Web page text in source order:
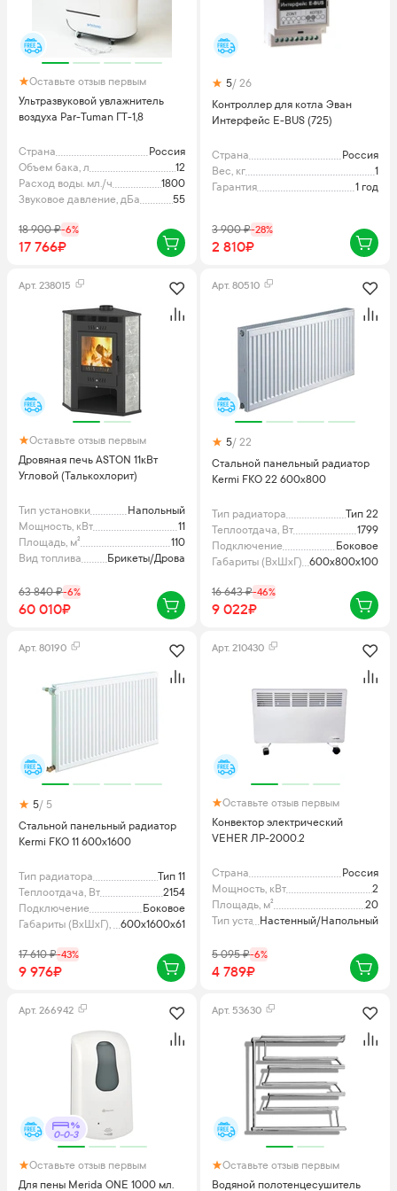
Оставьте отзыв первым
Ультразвуковой увлажнитель
воздуха Par-Tuman ГТ-1,8
Страна
Россия
Объем бака, л
12
Расход воды. мл./ч
1800
Звуковое давление, дБа
55
18 900₽-6%
17 766₽
5/ 26
Контроллер для котла Эван
Интерфейс E-BUS (725)
Страна
Россия
Вес, кг
1
Гарантия
1 год
3 900₽-28%
2 810₽
Арт. 238015
Оставьте отзыв первым
Дровяная печь ASTON 11кВт
Угловой (Талькохлорит)
Тип установки
Напольный
Мощность, кВт
11
Площадь, м²
110
Вид топлива
Брикеты/Дрова
63 840₽-6%
60 010₽
Арт. 80510
5/ 22
Стальной панельный радиатор
Kermi FKO 22 600x800
Тип радиатора
Тип 22
Теплоотдача, Вт
1799
Подключение
Боковое
Габариты (ВхШхГ), мм600x800x100
16 643₽-46%
9 022₽
Арт. 80190
5/ 5
Стальной панельный радиатор
Kermi FKO 11 600x1600
Тип радиатора
Тип 11
Теплоотдача, Вт
2154
Подключение
Боковое
Габариты (ВхШхГ), мм600x1600x61
17 610₽-43%
9 976₽
Арт. 210430
Оставьте отзыв первым
Конвектор электрический
VEHER ЛР-2000.2
Страна
Россия
Мощность, кВт
2
Площадь, м²
20
Тип установкиНастенный/Напольный
5 095₽-6%
4 789₽
Арт. 266942
0-0-3
Оставьте отзыв первым
Для пены Merida ONE 1000 мл.
Арт. 53630
Оставьте отзыв первым
Водяной полотенцесушитель